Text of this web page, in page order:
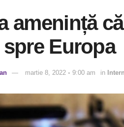
amenință
spre Europa
martie 8, 2022 ◦ 9:00 am in